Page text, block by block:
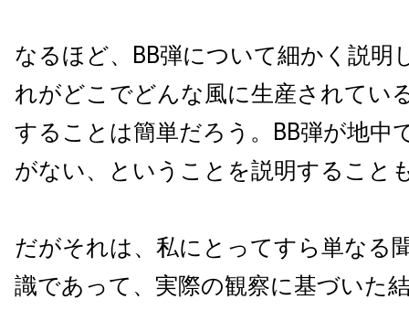
なるほど、BB弾について細かく説明
れがどこでどんな風に生産されてい
することは簡単だろう。BB弾が地中
がない、ということを説明すること
だがそれは、私にとってすら単なる
識であって、実際の観察に基づいた